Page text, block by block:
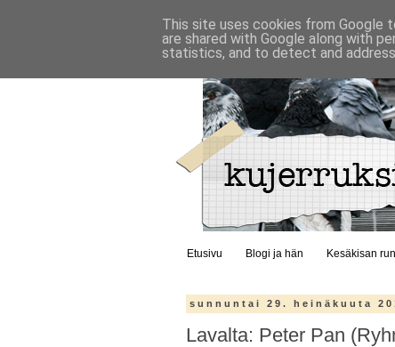
Etusivu Blogi ja hän Kesäkisan
sunnuntai 29. heinäkuuta
Lavalta: Peter Pan
This site uses cookies from Google
are shared with Google along with
statistics, and to detect and